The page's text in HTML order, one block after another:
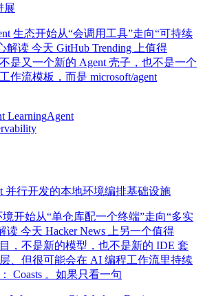
展
生态开始从“会调用工具”走向“可持续
解读 今天 GitHub Trending 上值得
是又一个新的 Agent 壳子，也不是一个
作流模板，而是 microsoft/agent
LearningAgent
并行开发的本地环境编排基础设施
境开始从“单仓库配一个终端”走向“多实
读 今天 Hacker News 上另一个值得
，不是新的模型，也不是新的 IDE 套
、但很可能会在 AI 编程工作流里持续
Coasts 。如果只看一句